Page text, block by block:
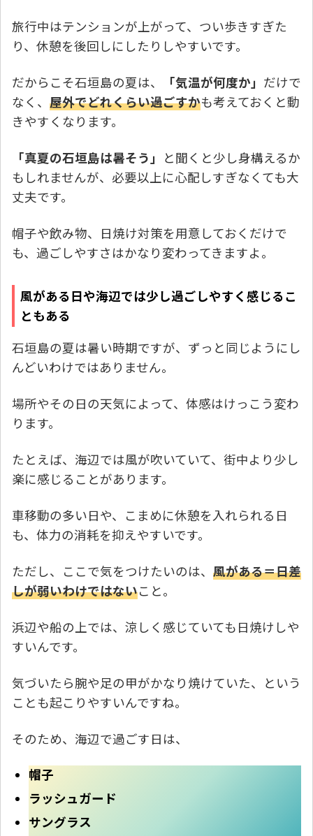
旅行中はテンションが上がって、つい歩きすぎた
り、休憩を後回しにしたりしやすいです。
だからこそ石垣島の夏は、 「気温が何度か」 だけで
なく、 屋外でどれくらい過ごすかも考えておくと動
きやすくなります。
「真夏の石垣島は暑そう」 と聞くと少し身構えるか
もしれませんが、必要以上に心配しすぎなくても大
丈夫です。
帽子や飲み物、日焼け対策を用意しておくだけで
も、過ごしやすさはかなり変わってきますよ。
風がある日や海辺では少し過ごしやすく感じるこ
ともある
石垣島の夏は暑い時期ですが、ずっと同じようにし
んどいわけではありません。
場所やその日の天気によって、体感はけっこう変わ
ります。
たとえば、海辺では風が吹いていて、街中より少し
楽に感じることがあります。
車移動の多い日や、こまめに休憩を入れられる日
も、体力の消耗を抑えやすいです。
ただし、ここで気をつけたいのは、 風がある＝日差
しが弱いわけではないこと。
浜辺や船の上では、涼しく感じていても日焼けしや
すいんです。
気づいたら腕や足の甲がかなり焼けていた、という
ことも起こりやすいんですね。
そのため、海辺で過ごす日は、
帽子
ラッシュガード
サングラス